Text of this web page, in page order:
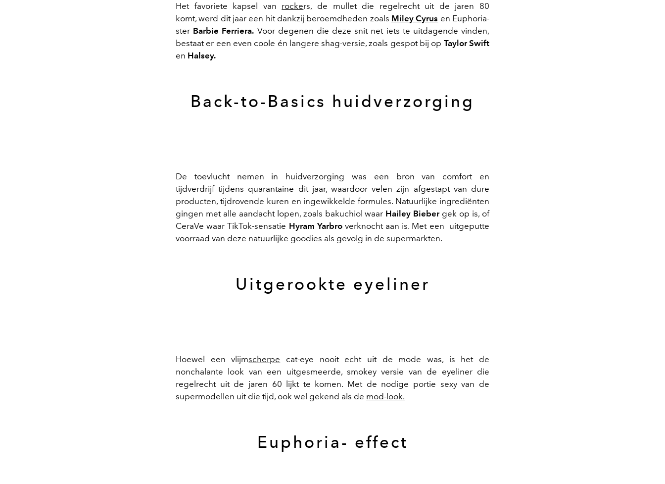
Het favoriete kapsel van rockers, de mullet die regelrecht uit de jaren 80
komt, werd dit jaar een hit dankzij beroemdheden zoals Miley Cyrus en Euphoria-
ster Barbie Ferriera. Voor degenen die deze snit net iets te uitdagende vinden,
bestaat er een even coole én langere shag-versie, zoals gespot bij op Taylor Swift
en Halsey.
Back-to-Basics huidverzorging
De toevlucht nemen in huidverzorging was een bron van comfort en
tijdverdrijf tijdens quarantaine dit jaar, waardoor velen zijn afgestapt van dure
producten, tijdrovende kuren en ingewikkelde formules. Natuurlijke ingrediënten
gingen met alle aandacht lopen, zoals bakuchiol waar Hailey Bieber gek op is, of
CeraVe waar TikTok-sensatie Hyram Yarbroverknocht aan is. Met een uitgeputte
voorraad van deze natuurlijke goodies als gevolg in de supermarkten.
Uitgerookte eyeliner
Hoewel een vlijmscherpe cat-eye nooit echt uit de mode was, is het de
nonchalante look van een uitgesmeerde, smokey versie van de eyeliner die
regelrecht uit de jaren 60 lijkt te komen. Met de nodige portie sexy van de
supermodellen uit die tijd, ook wel gekend als de mod-look.
Euphoria- effect